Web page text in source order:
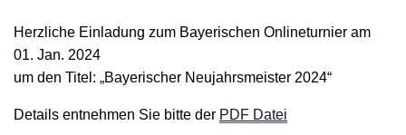
Herzliche Einladung zum Bayerischen Onlineturnier am
01. Jan. 2024
um den Titel: „Bayerischer Neujahrsmeister 2024“
Details entnehmen Sie bitte der PDF Datei